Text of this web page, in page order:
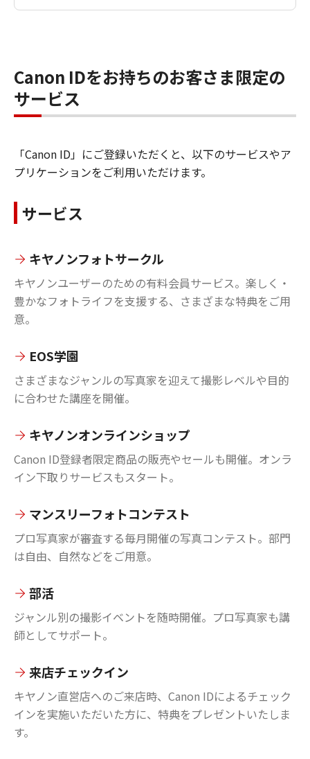
Canon IDをお持ちのお客さま限定の
サービス
「Canon ID」にご登録いただくと、以下のサービスやア
プリケーションをご利用いただけます。
サービス
キヤノンフォトサークル
キヤノンユーザーのための有料会員サービス。楽しく・
豊かなフォトライフを支援する、さまざまな特典をご用
意。
EOS学園
さまざまなジャンルの写真家を迎えて撮影レベルや目的
に合わせた講座を開催。
キヤノンオンラインショップ
Canon ID登録者限定商品の販売やセールも開催。オンラ
イン下取りサービスもスタート。
マンスリーフォトコンテスト
プロ写真家が審査する毎月開催の写真コンテスト。部門
は自由、自然などをご用意。
部活
ジャンル別の撮影イベントを随時開催。プロ写真家も講
師としてサポート。
来店チェックイン
キヤノン直営店へのご来店時、Canon IDによるチェック
インを実施いただいた方に、特典をプレゼントいたしま
す。